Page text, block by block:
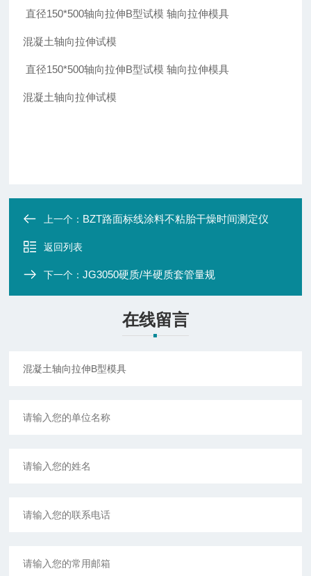
直径150*500轴向拉伸B型试模 轴向拉伸模具
混凝土轴向拉伸试模
直径150*500轴向拉伸B型试模 轴向拉伸模具
混凝土轴向拉伸试模
上一个： BZT路面标线涂料不粘胎干燥时间测定仪
返回列表
下一个：JG3050硬质/半硬质套管量规
在线留言